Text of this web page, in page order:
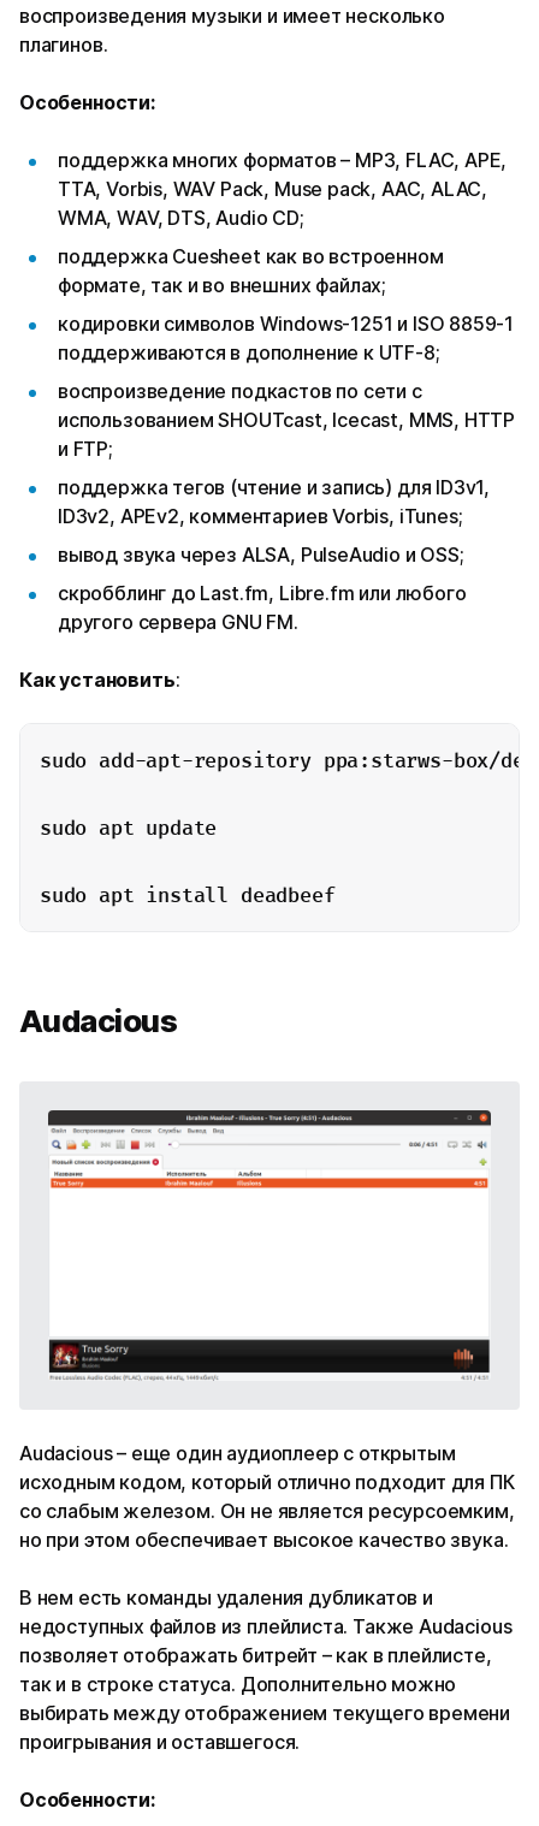
воспроизведения музыки и имеет несколько
плагинов.
Особенности:
поддержка многих форматов – MP3, FLAC, APE,
TTA, Vorbis, WAV Pack, Muse pack, AAC, ALAC,
WMA, WAV, DTS, Audio CD;
поддержка Cuesheet как во встроенном
формате, так и во внешних файлах;
кодировки символов Windows-1251 и ISO 8859-1
поддерживаются в дополнение к UTF-8;
воспроизведение подкастов по сети с
использованием SHOUTcast, Icecast, MMS, HTTP
и FTP;
поддержка тегов (чтение и запись) для ID3v1,
ID3v2, APEv2, комментариев Vorbis, iTunes;
вывод звука через ALSA, PulseAudio и OSS;
скробблинг до Last.fm, Libre.fm или любого
другого сервера GNU FM.
Какустановить:
sudo add-apt-repository ppa:starws-box/
sudo apt update
sudo apt install deadbeef
Audacious
Audacious – еще один аудиоплеер с открытым
исходным кодом, который отлично подходит для ПК
со слабым железом. Он не является ресурсоемким,
но при этом обеспечивает высокое качество звука.
В нем есть команды удаления дубликатов и
недоступных файлов из плейлиста. Также Audacious
позволяет отображать битрейт – как в плейлисте,
так и в строке статуса. Дополнительно можно
выбирать между отображением текущего времени
проигрывания и оставшегося.
Особенности: